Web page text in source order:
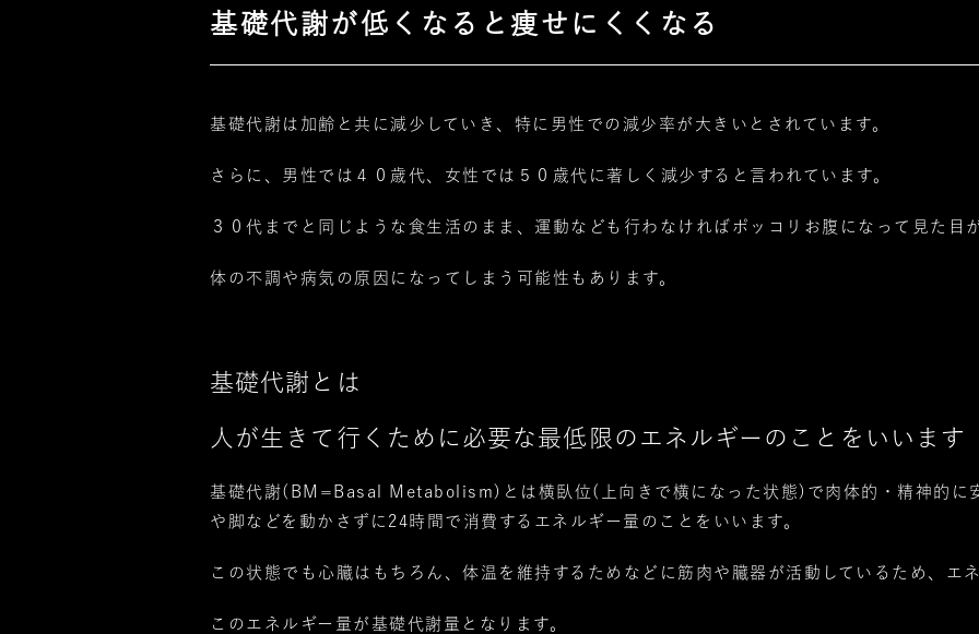
基礎代謝が低くなると痩せにくくなる
基礎代謝は加齢と共に減少していき、特に男性での減少率が大きいとされています。
さらに、男性では４０歳代、女性では５０歳代に著しく減少すると言われています。
３０代までと同じような食生活のまま、運動なども行わなければポッコリお腹になって見た目
体の不調や病気の原因になってしまう可能性もあります。
基礎代謝とは
人が生きて行くために必要な最低限のエネルギーのことをいいます
基礎代謝(BM=Basal Metabolism)とは横臥位(上向きで横になった状態)で肉体的・精神的に
や脚などを動かさずに24時間で消費するエネルギー量のことをいいます。
この状態でも心臓はもちろん、体温を維持するためなどに筋肉や臓器が活動しているため、エ
このエネルギー量が基礎代謝量となります。